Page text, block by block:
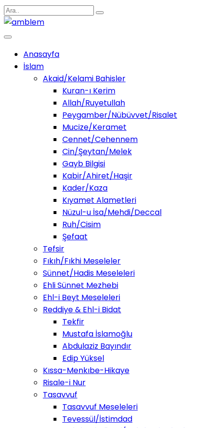
Anasayfa
İslam
Akaid/Kelami Bahisler
Kuran-ı Kerim
Allah/Ruyetullah
Peygamber/Nübüvvet/Risalet
Mucize/Keramet
Cennet/Cehennem
Cin/Şeytan/Melek
Gayb Bilgisi
Kabir/Ahiret/Haşir
Kader/Kaza
Kıyamet Alametleri
Nüzul-u İsa/Mehdi/Deccal
Ruh/Cisim
Şefaat
Tefsir
Fıkıh/Fıkhi Meseleler
Sünnet/Hadis Meseleleri
Ehli Sünnet Mezhebi
Ehl-i Beyt Meseleleri
Reddiye & Ehl-i Bidat
Tekfir
Mustafa İslamoğlu
Abdulaziz Bayındır
Edip Yüksel
Kıssa-Menkıbe-Hikaye
Risale-i Nur
Tasavvuf
Tasavvuf Meseleleri
Tevessül/İstimdad